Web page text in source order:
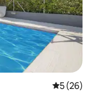
საშუალო
5 (26)